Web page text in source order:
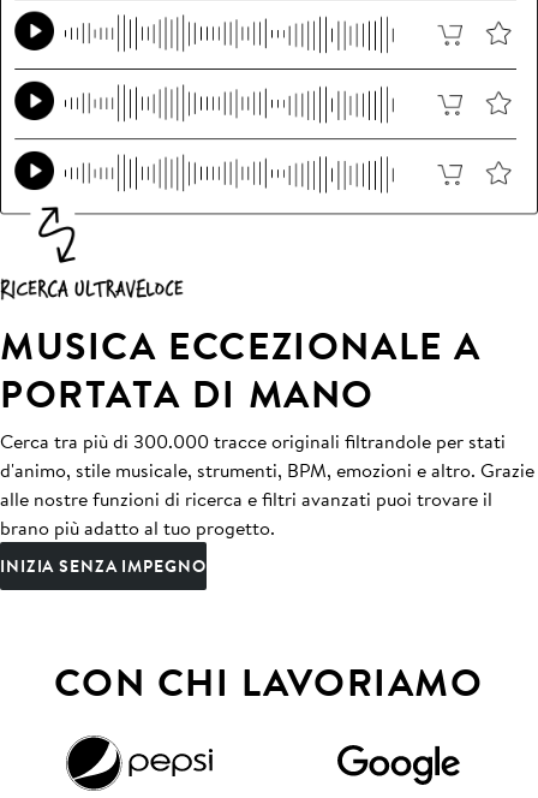
MUSICA ECCEZIONALE A
PORTATA DI MANO
Cerca tra più di 300.000 tracce originali filtrandole per stati
d'animo, stile musicale, strumenti, BPM, emozioni e altro. Grazie
alle nostre funzioni di ricerca e filtri avanzati puoi trovare il
brano più adatto al tuo progetto.
INIZIA SENZA IMPEGNO
CON CHI LAVORIAMO